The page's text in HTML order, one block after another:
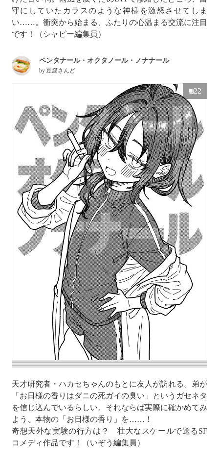
守にしていたカラスのような神様を激怒させてしま
い……。衝突から始まる、ふたりの心温まる交流に注目
です！（シャピー編集員）
ペンタナール・オクタノール・ノナナール
by 豆腐さんど
22
天才研究者・ハカセちゃんのもとに友人が訪れる。弟が
「お日様の香りはダニの死ガイの臭い」というガセネタ
を信じ込んでいるらしい。それならば実際に確かめてみ
よう、本物の「お日様の香り」を……！
奇想天外な実験の行方は？ 壮大なスケールで送るSF
コメディ作品です！（いぞう編集員）